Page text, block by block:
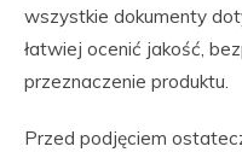
wszystkie dokumenty
łatwiej ocenić jakość,
przeznaczenie produktu.
Przed podjęciem